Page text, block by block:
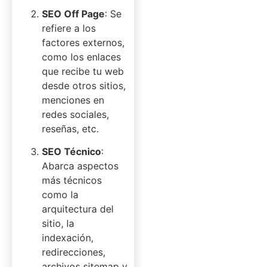
SEO Off Page: Se
refiere a los
factores externos,
como los enlaces
que recibe tu web
desde otros sitios,
menciones en
redes sociales,
reseñas, etc.
SEO Técnico:
Abarca aspectos
más técnicos
como la
arquitectura del
sitio, la
indexación,
redirecciones,